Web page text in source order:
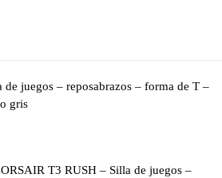
juegos – reposabrazos – forma de T –
gris
T3 RUSH – Silla de juegos –